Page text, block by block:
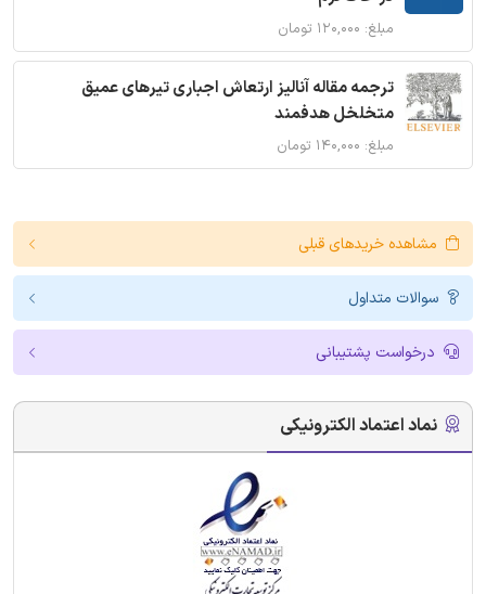
مبلغ: ۱۲۰,۰۰۰ تومان
ترجمه مقاله آنالیز ارتعاش اجباری تیرهای عمیق
متخلخل هدفمند
مبلغ: ۱۴۰,۰۰۰ تومان
مشاهده خریدهای قبلی
سوالات متداول
درخواست پشتیبانی
نماد اعتماد الکترونیکی